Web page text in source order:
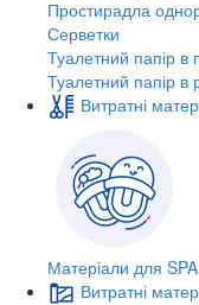
Простирадла
Серветки
Туалетний папір в
Туалетний папір в
Витратні
Матеріали для
Витратні